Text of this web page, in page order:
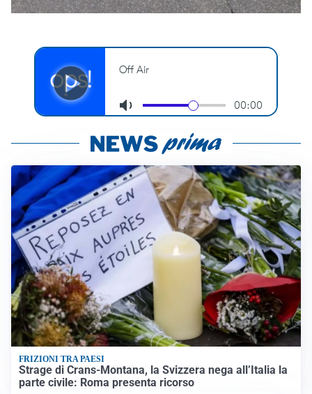
FRIZIONI TRA PAESI
Strage di Crans-Montana, la Svizzera nega all’Italia la
parte civile: Roma presenta ricorso